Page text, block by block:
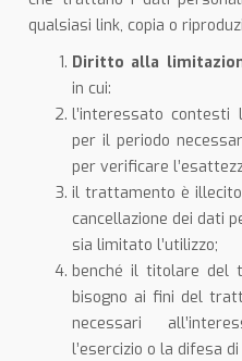
qualsiasi link, copia o
Diritto alla
in cui:
l’interessato contesti
per il periodo
per verificare
il trattamento è
cancellazione dei dati
sia limitato l’utilizzo;
benché il titolare del
bisogno ai fini del
necessari
l’esercizio o la difesa